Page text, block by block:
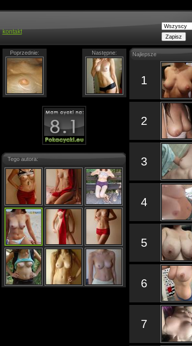
kontakt
Poprzednie: Następne:
Tego autora:
Najlepsze
1
2
3
4
5
6
7